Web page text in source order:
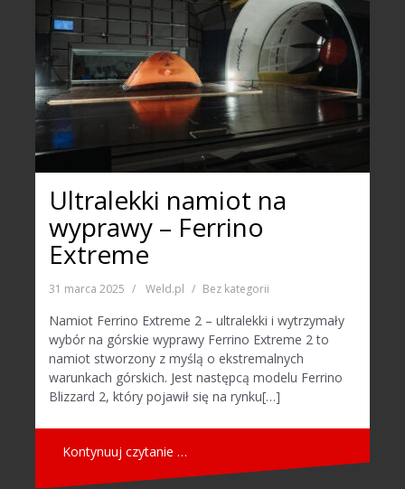
Ultralekki namiot na
wyprawy – Ferrino
Extreme
31 marca 2025 Weld.pl Bez kategorii
Namiot Ferrino Extreme 2 – ultralekki i wytrzymały
wybór na górskie wyprawy Ferrino Extreme 2 to
namiot stworzony z myślą o ekstremalnych
warunkach górskich. Jest następcą modelu Ferrino
Blizzard 2, który pojawił się na rynku[…]
Kontynuuj czytanie …